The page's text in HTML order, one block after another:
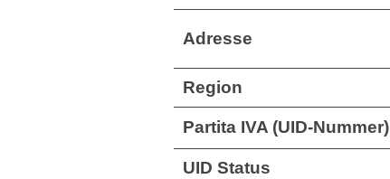
Adresse
Region
Partita IVA (UID-Nummer)
UID Status